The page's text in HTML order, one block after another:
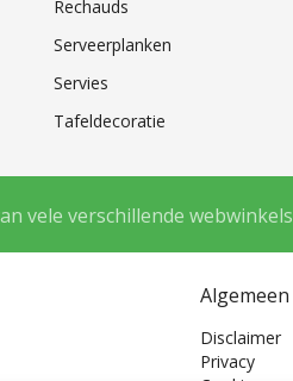
Rechauds
Serveerplanken
Servies
Tafeldecoratie
vele verschillende webwinkels
Algemeen
Disclaimer
Privacy